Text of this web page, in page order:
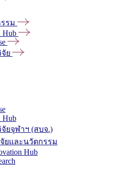
รม
Hub
ย
Hub
ยจุฬาฯ (สบจ.)
ยและนวัตกรรม
Hub